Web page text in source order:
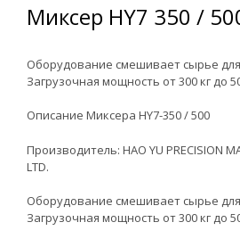
Миксер HY7 350 /
Оборудование смешивает сырье
Загрузочная мощность от 300 кг до
Описание Миксера HY7-350 / 500
Производитель: HAO YU PRECISION
LTD.
Оборудование смешивает сырье
Загрузочная мощность от 300 кг до